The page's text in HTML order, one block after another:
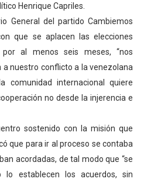
a diversos clubes deportivos
autogobierno en Mérida con
del OAN para la
Henrique Capriles.
General del partido Cambiemos
que se aplacen las elecciones
al menos seis meses, “nos
nuestro conflicto a la venezolana
comunidad internacional quiere
no desde la injerencia e
sostenido con la misión que
que para ir al proceso se contaba
acordadas, de tal modo que “se
lo establecen los acuerdos, sin